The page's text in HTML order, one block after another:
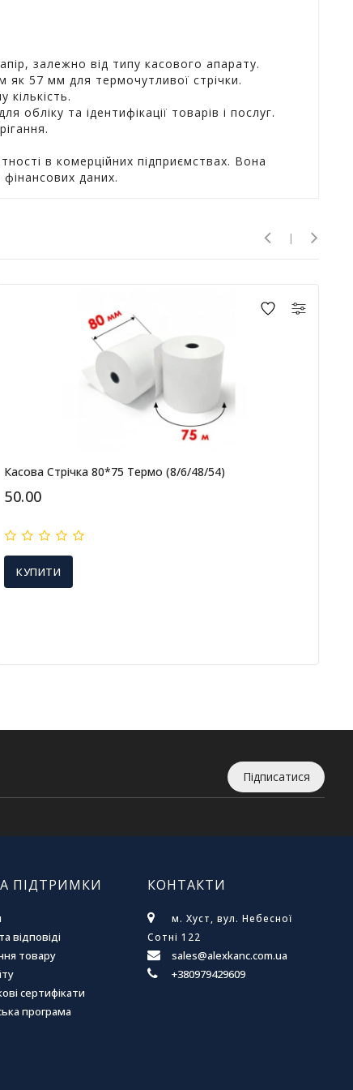
залежно від типу касового апарату.
як 57 мм для термочутливої стрічки.
та ідентифікації товарів і послуг.
в комерційних підприємствах. Вона
даних.
Касова Стрічка 80*75 Термо (8/6/48/54)
50.00
КУПИТИ
Підписатися
ПІДТРИМКИ
відповіді
товару
сертифікати
програма
КОНТАКТИ
м. Хуст, вул. Небесної
Сотні 122
sales@alexkanc.com.ua
+380979429609